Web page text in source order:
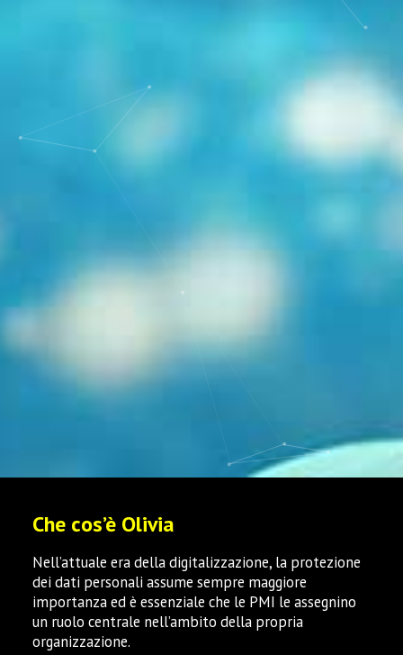
Che cos’è Olivia
Nell’attuale era della digitalizzazione, la protezione
dei dati personali assume sempre maggiore
importanza ed è essenziale che le PMI le assegnino
un ruolo centrale nell’ambito della propria
organizzazione.